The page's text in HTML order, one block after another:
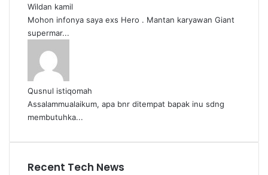
Wildan kamil
Mohon infonya saya exs Hero . Mantan karyawan Giant
supermar...
Qusnul istiqomah
Assalammualaikum, apa bnr ditempat bapak inu sdng
membutuhka...
Recent Tech News